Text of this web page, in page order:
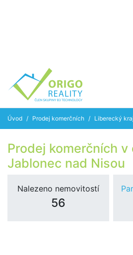
Úvod Prodej komerčních Liberecký kraj
Prodej komerčních v
Jablonec nad Nisou
Nalezeno nemovitostí
56